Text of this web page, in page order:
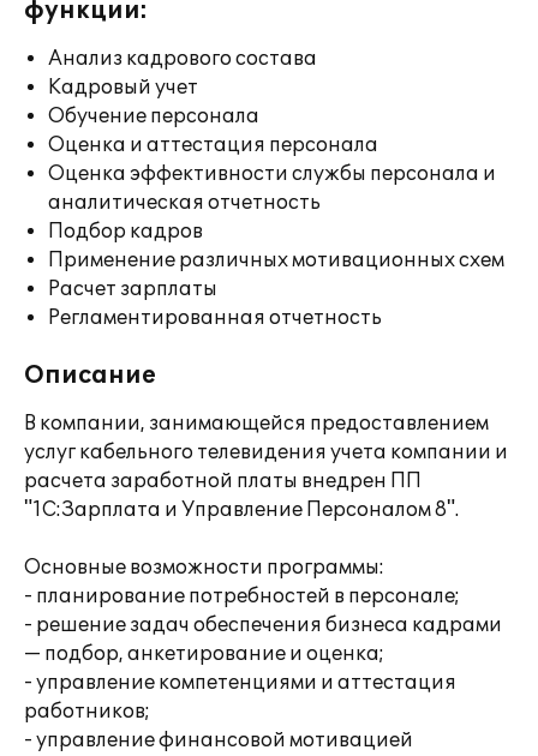
функции:
Анализ кадрового состава
Кадровый учет
Обучение персонала
Оценка и аттестация персонала
Оценка эффективности службы персонала и
аналитическая отчетность
Подбор кадров
Применение различных мотивационных схем
Расчет зарплаты
Регламентированная отчетность
Описание
В компании, занимающейся предоставлением
услуг кабельного телевидения учета компании и
расчета заработной платы внедрен ПП
"1С:Зарплата и Управление Персоналом 8".
Основные возможности программы:
- планирование потребностей в персонале;
- решение задач обеспечения бизнеса кадрами
— подбор, анкетирование и оценка;
- управление компетенциями и аттестация
работников;
- управление финансовой мотивацией